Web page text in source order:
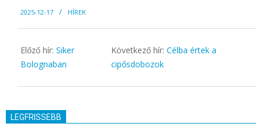
12-
17
2025-12-17 HÍREK
Előző hír: Siker
Bolognaban
Következő hír:Célba értek a
cipősdobozok
LEGFRISSEBB